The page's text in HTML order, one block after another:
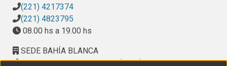
(221) 4217374
(221) 4823795
08.00 hs a 19.00 hs
SEDE BAHÍA BLANCA
Calle Ciudad de Cali 320 – (8000). Universidad